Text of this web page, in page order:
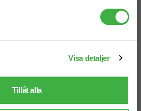
Visa detaljer
Tillåt alla